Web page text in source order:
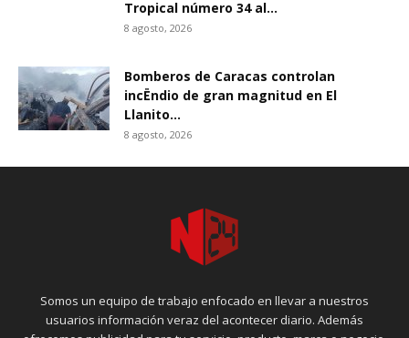
Tropical número 34 al...
8 agosto, 2026
Bomberos de Caracas controlan
incËndio de gran magnitud en El
Llanito...
8 agosto, 2026
Somos un equipo de trabajo enfocado en llevar a nuestros
usuarios información veraz del acontecer diario. Además